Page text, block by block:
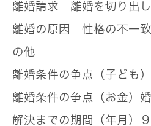
離婚請求 離婚を切り出
離婚の原因 性格の不一
の他
離婚条件の争点（子ども）
離婚条件の争点（お金）
解決までの期間（年月）